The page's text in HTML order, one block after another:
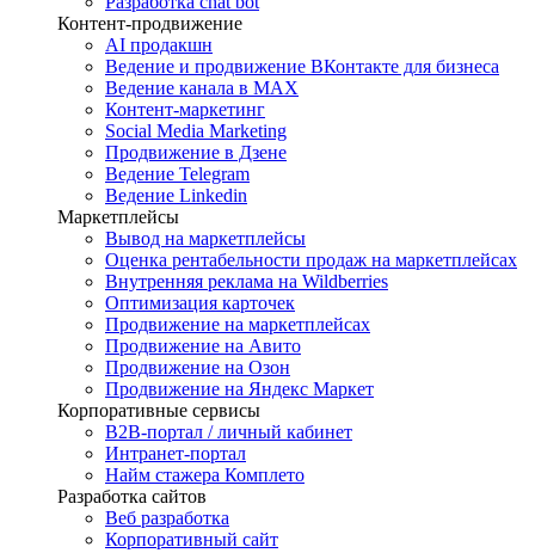
Контент-продвижение
AI продакшн
Ведение и продвижение ВКонтакте для бизнеса
Ведение канала в MAX
Контент-маркетинг
Social Media Marketing
Продвижение в Дзене
Ведение Telegram
Ведение Linkedin
Маркетплейсы
Вывод на маркетплейсы
Оценка рентабельности продаж на маркетплейсах
Внутренняя реклама на Wildberries
Оптимизация карточек
Продвижение на маркетплейсах
Продвижение на Авито
Продвижение на Озон
Продвижение на Яндекс Маркет
Корпоративные сервисы
B2B-портал / личный кабинет
Интранет-портал
Найм стажера Комплето
Разработка сайтов
Веб разработка
Корпоративный сайт